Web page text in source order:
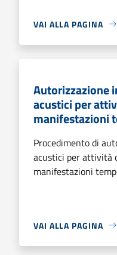
VAI ALLA PAGINA
Autorizzazione
acustici per
manifestazioni
Procedimento di
acustici per attività
manifestazioni
VAI ALLA PAGINA